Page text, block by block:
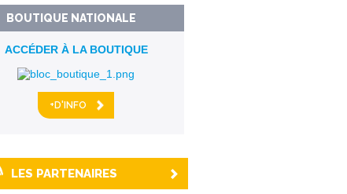
BOUTIQUE NATIONALE
ACCÉDER À LA BOUTIQUE
+D'INFO
LES PARTENAIRES